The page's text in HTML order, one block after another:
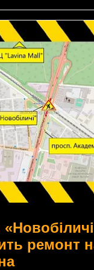
ремонт